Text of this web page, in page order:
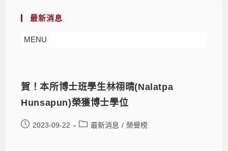
最新消息
MENU
賀！本所博士班學生林祤晴(Nalatpa
Hunsapun)榮獲博士學位
2023-09-22 最新消息 / 榮譽榜